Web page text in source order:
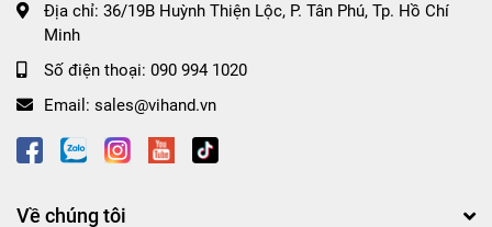
Địa chỉ: 36/19B Huỳnh Thiện Lộc, P. Tân Phú, Tp. Hồ Chí
Minh
Số điện thoại: 090 994 1020
Email: sales@vihand.vn
Về chúng tôi